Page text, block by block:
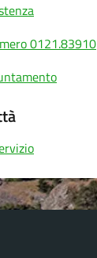
0121.83910